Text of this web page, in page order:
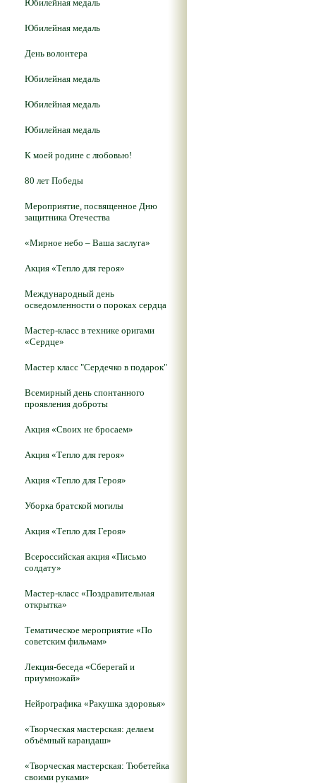
Юбилейная медаль
Юбилейная медаль
День волонтера
Юбилейная медаль
Юбилейная медаль
Юбилейная медаль
К моей родине с любовью!
80 лет Победы
Мероприятие, посвященное Дню
защитника Отечества
«Мирное небо – Ваша заслуга»
Акция «Тепло для героя»
Международный день
осведомленности о пороках сердца
Мастер-класс в технике оригами
«Сердце»
Мастер класс "Сердечко в подарок"
Всемирный день спонтанного
проявления доброты
Акция «Своих не бросаем»
Акция «Тепло для героя»
Акция «Тепло для Героя»
Уборка братской могилы
Акция «Тепло для Героя»
Всероссийская акция «Письмо
солдату»
Мастер-класс «Поздравительная
открытка»
Тематическое мероприятие «По
советским фильмам»
Лекция-беседа «Сберегай и
приумножай»
Нейрографика «Ракушка здоровья»
«Творческая мастерская: делаем
объёмный карандаш»
«Творческая мастерская: Тюбетейка
своими руками»